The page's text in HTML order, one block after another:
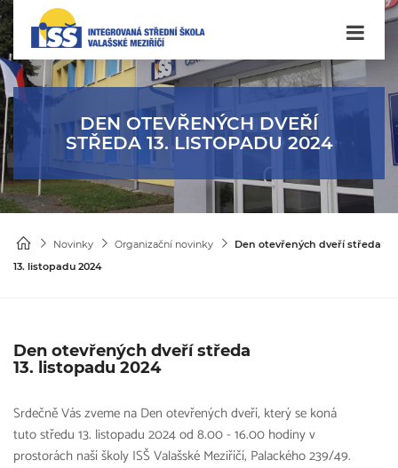
DEN OTEVŘENÝCH DVEŘÍ
STŘEDA 13. LISTOPADU 2024
Novinky Organizační novinky
Den otevřených dveří středa
13. listopadu 2024
Den otevřených dveří středa
13. listopadu 2024
Srdečně Vás zveme na Den otevřených dveří, který se koná
tuto středu 13. listopadu 2024 od 8.00 - 16.00 hodiny v
prostorách naší školy ISŠ Valašské Meziříčí, Palackého 239/49.